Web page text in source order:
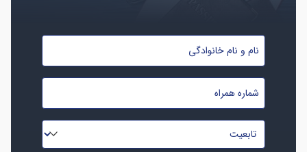
نام
نام
خانوادگی
*
شماره
موبایل
*
تابعیت
*